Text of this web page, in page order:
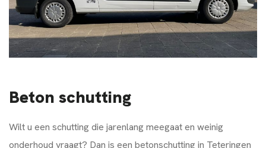
Beton schutting
Wilt u een schutting die jarenlang meegaat en weinig
onderhoud vraagt? Dan is een betonschutting in Teteringen